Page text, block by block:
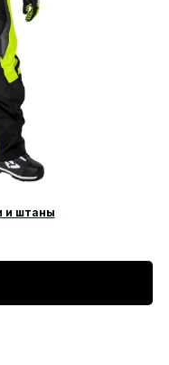
и штаны